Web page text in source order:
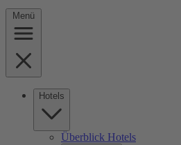
Menü
Hotels
Überblick Hotels